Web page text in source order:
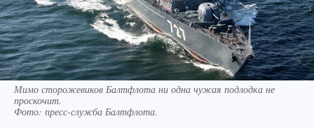
Мимо сторожевиков Балтфлота ни одна чужая подлодка не
проскочит.
Фото: пресс-служба Балтфлота.